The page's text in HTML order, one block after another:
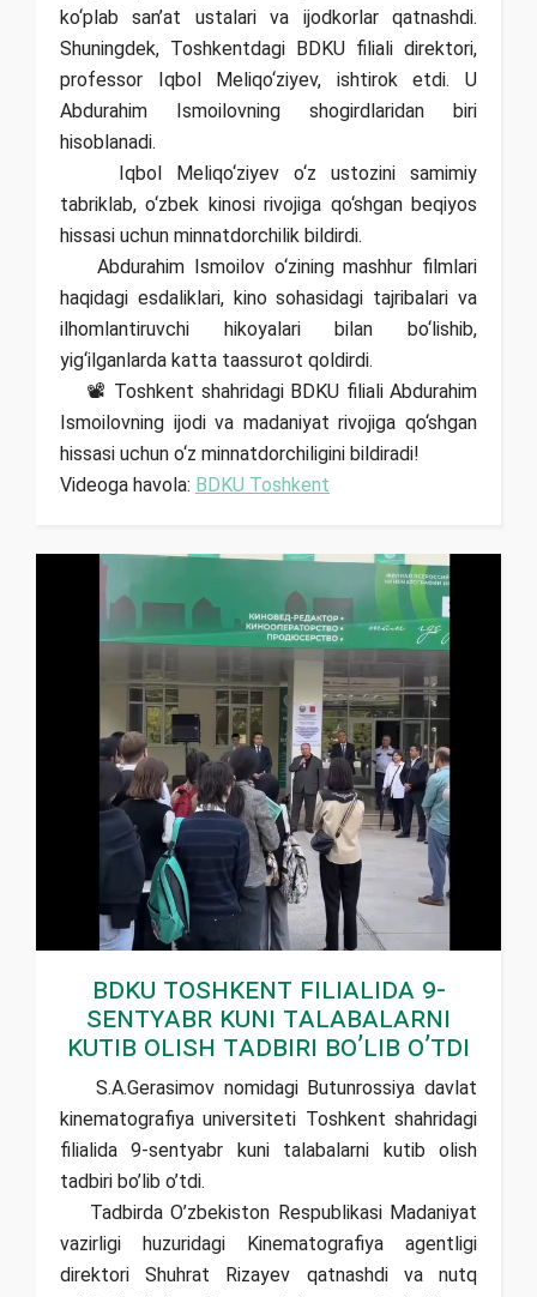
ko‘plab san’at ustalari va ijodkorlar qatnashdi.
Shuningdek, Toshkentdagi BDKU filiali direktori,
professor Iqbol Meliqo‘ziyev, ishtirok etdi. U
Abdurahim Ismoilovning shogirdlaridan biri
hisoblanadi.
Iqbol Meliqo‘ziyev o‘z ustozini samimiy
tabriklab, o‘zbek kinosi rivojiga qo‘shgan beqiyos
hissasi uchun minnatdorchilik bildirdi.
Abdurahim Ismoilov o‘zining mashhur filmlari
haqidagi esdaliklari, kino sohasidagi tajribalari va
ilhomlantiruvchi hikoyalari bilan bo‘lishib,
yig‘ilganlarda katta taassurot qoldirdi.
📽 Toshkent shahridagi BDKU filiali Abdurahim
Ismoilovning ijodi va madaniyat rivojiga qo‘shgan
hissasi uchun o‘z minnatdorchiligini bildiradi!
Videoga havola: BDKU Toshkent
BDKU Toshkent filialida 9-
sentyabr kuni talabalarni
kutib olish tadbiri bo’lib o’tdi
S.A.Gerasimov nomidagi Butunrossiya davlat
kinematografiya universiteti Toshkent shahridagi
filialida 9-sentyabr kuni talabalarni kutib olish
tadbiri bo’lib o’tdi.
Tadbirda O’zbekiston Respublikasi Madaniyat
vazirligi huzuridagi Kinematografiya agentligi
direktori Shuhrat Rizayev qatnashdi va nutq